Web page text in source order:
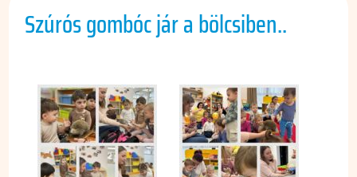
Szúrós gombóc jár a bölcsiben..